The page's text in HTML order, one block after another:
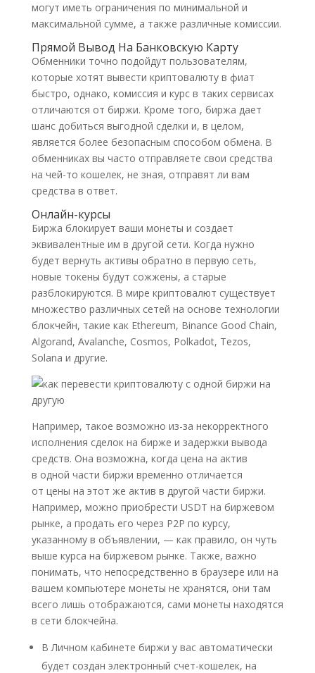
могут иметь ограничения по минимальной и
максимальной сумме, а также различные комиссии.
Прямой Вывод На Банковскую Карту
Обменники точно подойдут пользователям,
которые хотят вывести криптовалюту в фиат
быстро, однако, комиссия и курс в таких сервисах
отличаются от биржи. Кроме того, биржа дает
шанс добиться выгодной сделки и, в целом,
является более безопасным способом обмена. В
обменниках вы часто отправляете свои средства
на чей-то кошелек, не зная, отправят ли вам
средства в ответ.
Онлайн-курсы
Биржа блокирует ваши монеты и создает
эквивалентные им в другой сети. Когда нужно
будет вернуть активы обратно в первую сеть,
новые токены будут сожжены, а старые
разблокируются. В мире криптовалют существует
множество различных сетей на основе технологии
блокчейн, такие как Ethereum, Binance Good Chain,
Algorand, Avalanche, Cosmos, Polkadot, Tezos,
Solana и другие.
Например, такое возможно из-за некорректного
исполнения сделок на бирже и задержки вывода
средств. Она возможна, когда цена на актив
в одной части биржи временно отличается
от цены на этот же актив в другой части биржи.
Например, можно приобрести USDT на биржевом
рынке, а продать его через P2P по курсу,
указанному в объявлении, — как правило, он чуть
выше курса на биржевом рынке. Также, важно
понимать, что непосредственно в браузере или на
вашем компьютере монеты не хранятся, они там
всего лишь отображаются, сами монеты находятся
в сети блокчейна.
В Личном кабинете биржи у вас автоматически
будет создан электронный счет-кошелек, на